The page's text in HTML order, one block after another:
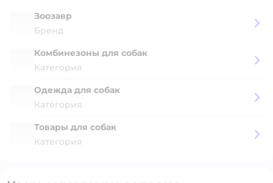
Зоозавр
Бренд
Комбинезоны для собак
Категория
Одежда для собак
Категория
Товары для собак
Категория